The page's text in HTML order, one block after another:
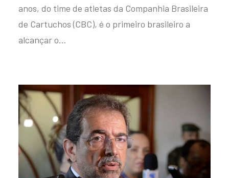
anos, do time de atletas da Companhia Brasileira
de Cartuchos (CBC), é o primeiro brasileiro a
alcançar o…